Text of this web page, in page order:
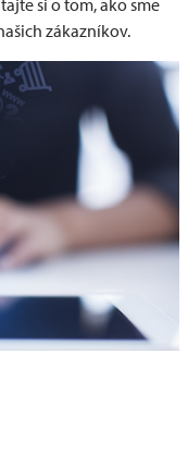
si o tom, ako sme
zákazníkov.